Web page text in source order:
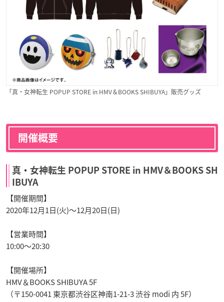
「真・女神転生 POPUP STORE in HMV＆BOOKS SHIBUYA」販売グッズ
開催概要
真・女神転生 POPUP STORE in HMV＆BOOKS SH
IBUYA
【開催期間】
2020年12月1日(火)～12月20日(日)
【営業時間】
10:00～20:30
【開催場所】
HMV＆BOOKS SHIBUYA 5F
（〒150-0041 東京都渋谷区神南1-21-3 渋谷 modi 内 5F）